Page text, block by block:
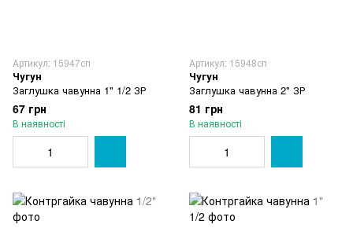
Артикул: 15947сп
Чугун
Заглушка чавунна 1" 1/2 ЗР
67 грн
В наявності
Артикул: 15948сп
Чугун
Заглушка чавунна 2" ЗР
81 грн
В наявності